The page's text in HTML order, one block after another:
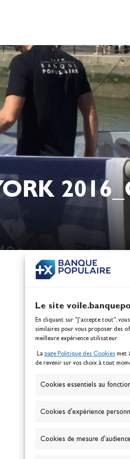
Le site
En cliquant sur "J'accepte tout",
similaires pour vous proposer des
meilleure expérience utilisateur.
La page Politique des Cookies met
de revenir sur vos choix à tout
Cookies essentiels au
Cookies d'expérience
Cookies de mesure d'audience
et Lou
championnes